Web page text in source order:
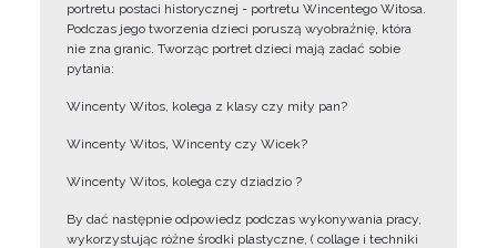
portretu postaci historycznej - portretu Wincentego Witosa.
Podczas jego tworzenia dzieci poruszą wyobraźnię, która
nie zna granic. Tworząc portret dzieci mają zadać sobie
pytania:
Wincenty Witos, kolega z klasy czy miły pan?
Wincenty Witos, Wincenty czy Wicek?
Wincenty Witos, kolega czy dziadzio ?
By dać następnie odpowiedz podczas wykonywania pracy,
wykorzystując różne środki plastyczne, ( collage i techniki